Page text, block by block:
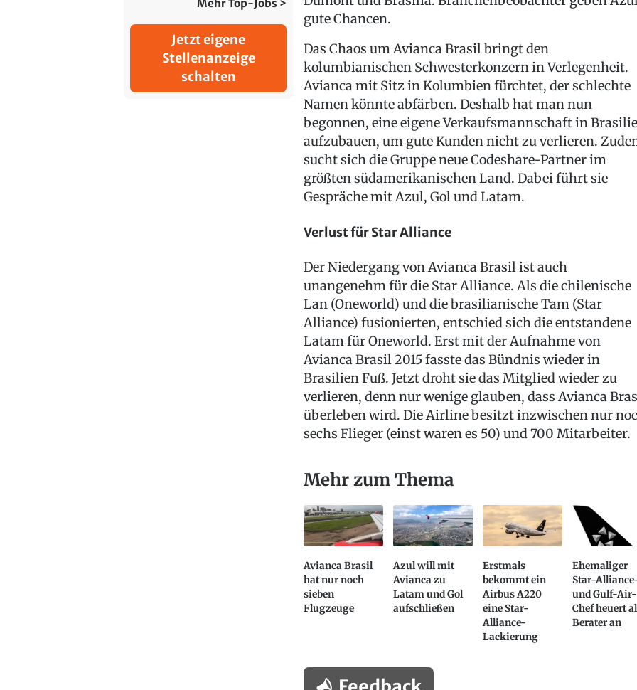
Mehr Top-Jobs >
Jetzt eigene
Stellenanzeige
schalten
gute Chancen.
Das Chaos um Avianca Brasil bringt den
kolumbianischen Schwesterkonzern in Verlegenheit.
Avianca mit Sitz in Kolumbien fürchtet, der schlechte
Namen könnte abfärben. Deshalb hat man nun
begonnen, eine eigene Verkaufsmannschaft in
aufzubauen, um gute Kunden nicht zu verlieren.
sucht sich die Gruppe neue Codeshare-Partner im
größten südamerikanischen Land. Dabei führt sie
Gespräche mit Azul, Gol und Latam.
Verlust für Star Alliance
Der Niedergang von Avianca Brasil ist auch
unangenehm für die Star Alliance. Als die chilenische
Lan (Oneworld) und die brasilianische Tam (Star
Alliance) fusionierten, entschied sich die entstandene
Latam für Oneworld. Erst mit der Aufnahme von
Avianca Brasil 2015 fasste das Bündnis wieder in
Brasilien Fuß. Jetzt droht sie das Mitglied wieder zu
verlieren, denn nur wenige glauben, dass Avianca
überleben wird. Die Airline besitzt inzwischen nur
sechs Flieger (einst waren es 50) und 700 Mitarbeiter.
Mehr zum Thema
Avianca Brasil
hat nur noch
sieben
Flugzeuge
Azul will mit
Avianca zu
Latam und Gol
aufschließen
Erstmals
bekommt ein
Airbus A220
eine Star-
Alliance-
Lackierung
Ehemaliger
Star-
und Gulf-Air-
Chef heuert
Berater an